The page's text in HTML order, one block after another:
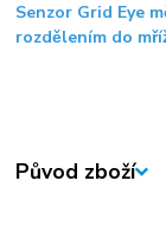
Senzor Grid Eye
rozdělením do
Původ zboží